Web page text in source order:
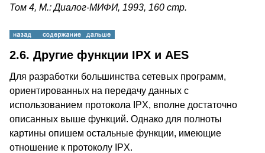
Том 4, М.: Диалог-МИФИ, 1993, 160 стр.
2.6. Другие функции IPX и AES
Для разработки большинства сетевых программ,
ориентированных на передачу данных с
использованием протокола IPX, вполне достаточно
описанных выше функций. Однако для полноты
картины опишем остальные функции, имеющие
отношение к протоколу IPX.